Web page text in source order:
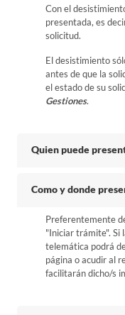
Con el
presentada, es
solicitud.
El desistimiento
antes de que la
el estado de su
Gestiones.
Quien puede
Como y donde
Preferentemente
"Iniciar trámite". Si
telemática podrá
página o acudir al
facilitarán dicho/s